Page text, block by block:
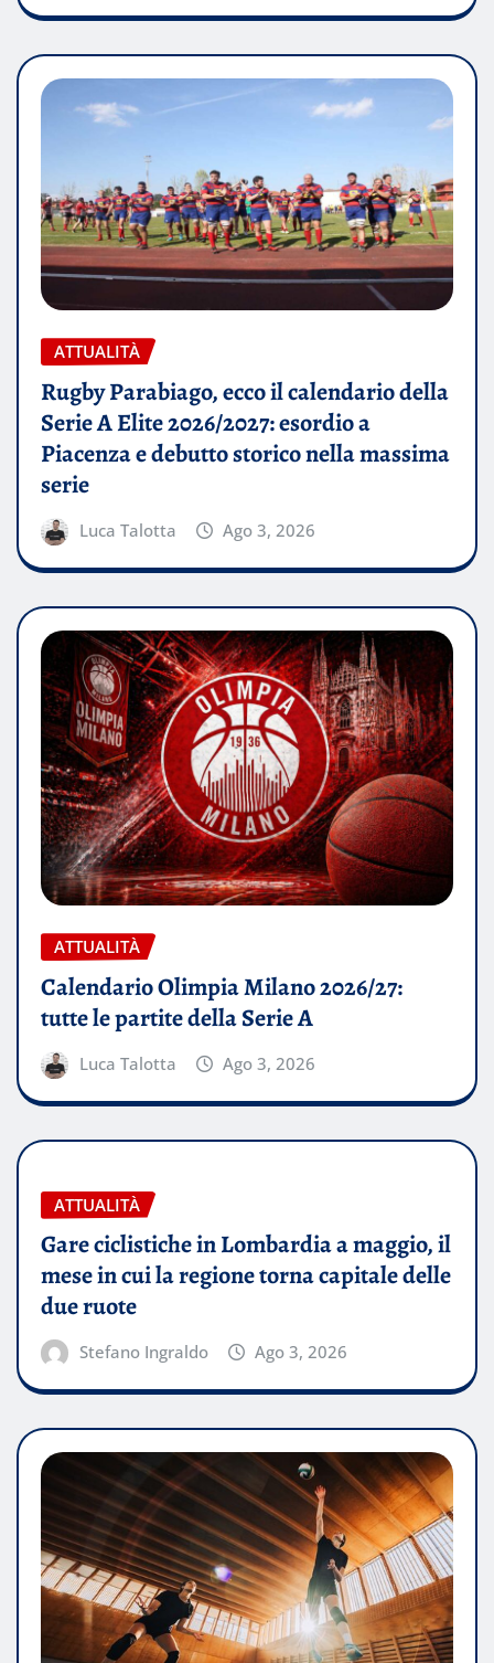
ATTUALITÀ
Rugby Parabiago, ecco il calendario della
Serie A Elite 2026/2027: esordio a
Piacenza e debutto storico nella massima
serie
Luca Talotta Ago 3, 2026
ATTUALITÀ
Calendario Olimpia Milano 2026/27:
tutte le partite della Serie A
Luca Talotta Ago 3, 2026
ATTUALITÀ
Gare ciclistiche in Lombardia a maggio, il
mese in cui la regione torna capitale delle
due ruote
Stefano Ingraldo Ago 3, 2026